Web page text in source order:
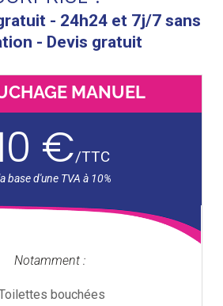
- 24h24 et 7j/7 sans
- Devis gratuit
MANUEL
€/TTC
Notamment :
bouchées